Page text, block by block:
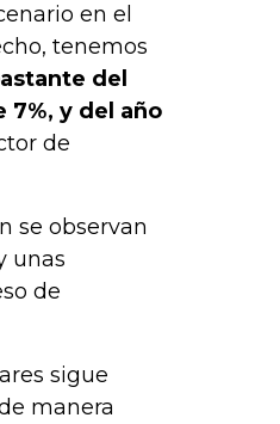
en el
tenemos
del
y del año
de
se observan
unas
de
sigue
manera